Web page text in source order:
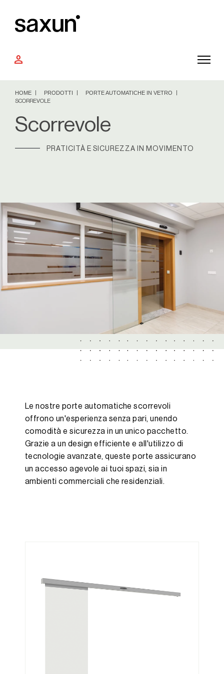
person
HOME PRODOTTI PORTE AUTOMATICHE IN VETRO
SCORREVOLE
Scorrevole
PRATICITÀ E SICUREZZA IN MOVIMENTO
Le nostre porte automatiche scorrevoli
offrono un'esperienza senza pari, unendo
comodità e sicurezza in un unico pacchetto.
Grazie a un design efficiente e all'utilizzo di
tecnologie avanzate, queste porte assicurano
un accesso agevole ai tuoi spazi, sia in
ambienti commerciali che residenziali.